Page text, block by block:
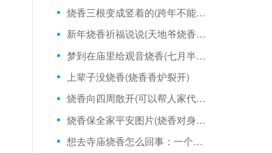
烧香三根变成竖着的(跨年不能烧香吗)
新年烧香祈福说说(天地爷烧香说什么好)
梦到在庙里给观音烧香(七月半烧香文案)
上辈子没烧香(烧香香炉裂开)
烧香向四周散开(可以帮人家代烧香吗)
烧香保全家平安图片(烧香对身体有害吗)
想去寺庙烧香怎么回事：一个人天天烧香灵吗